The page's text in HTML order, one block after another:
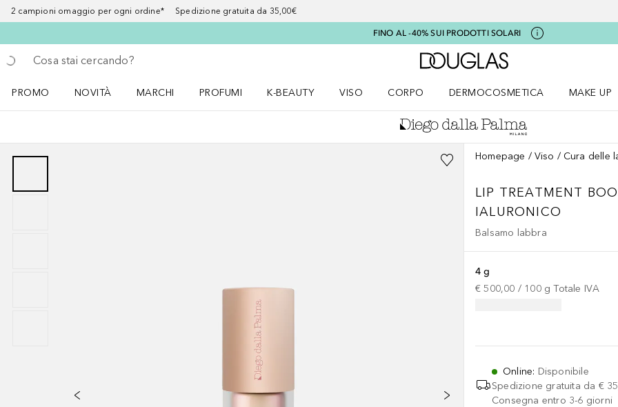
2 campioni omaggio per ogni ordine* Spedizione gratuita da 35,00€
FINO AL -40% SUI PRODOTTI SOLARI
Torna indietro
Esegui ricerca
A Douglas Home
PROMO
NOVITÀ
MARCHI
PROFUMI
K-BEAUTY
VISO
CORPO
DERMOCOSMETICA
MAKE UP
Homepage Viso Cura delle
LIP TREATMENT
IALURONICO
Balsamo labbra
4 g
€ 500,00 / 100 g Totale IVA
Online: Disponibile
Spedizione gratuita da €
Consegna entro 3-6 giorni